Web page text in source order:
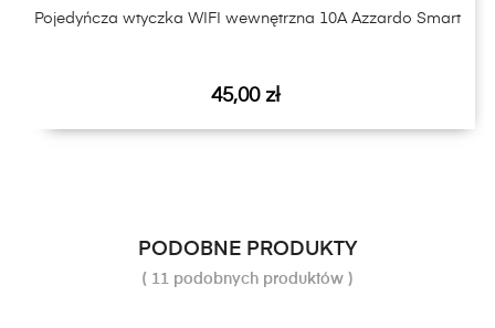
Pojedyńcza wtyczka WIFI wewnętrzna 10A Azzardo Smart
Cena
45,00 zł
PODOBNE PRODUKTY
( 11 podobnych produktów )